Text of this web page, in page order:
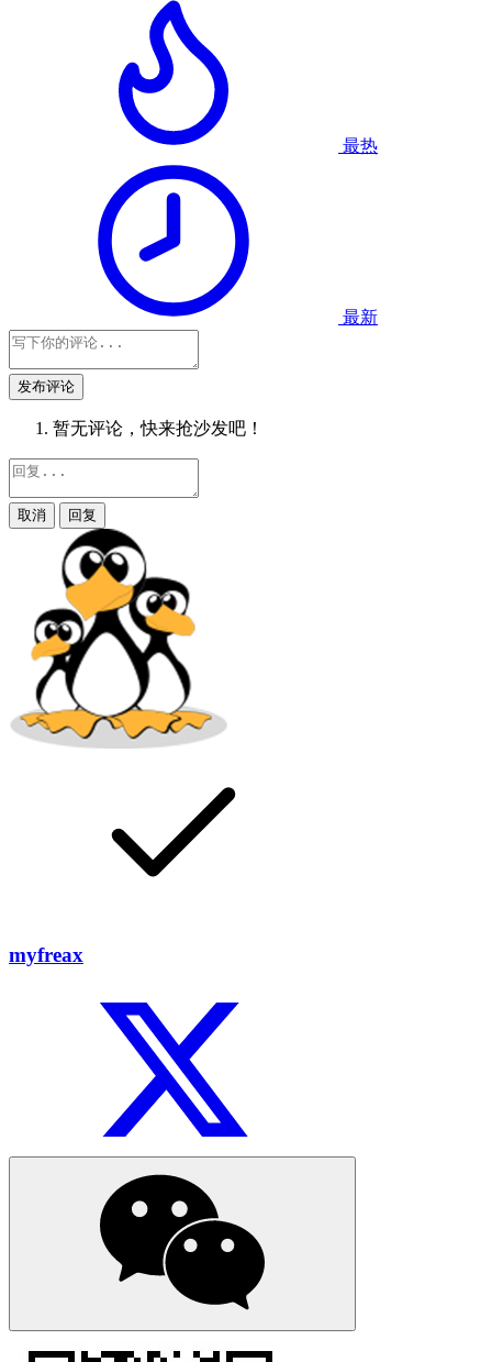
最热
最新
发布评论
暂无评论，快来抢沙发吧！
取消 回复
myfreax